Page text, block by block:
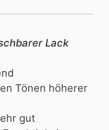
Lack
Tönen höherer
gut